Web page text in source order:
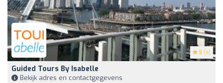
5 (4)
Guided Tours By Isabelle
Bekijk adres en contactgegevens